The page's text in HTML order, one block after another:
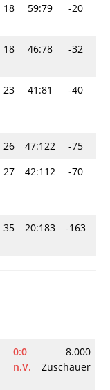
18 59:79 -20
18 46:78 -32
23 41:81 -40
26 47:122 -75
27 42:112 -70
35 20:183 -163
0:0
n.V.
8.000
Zuschauer